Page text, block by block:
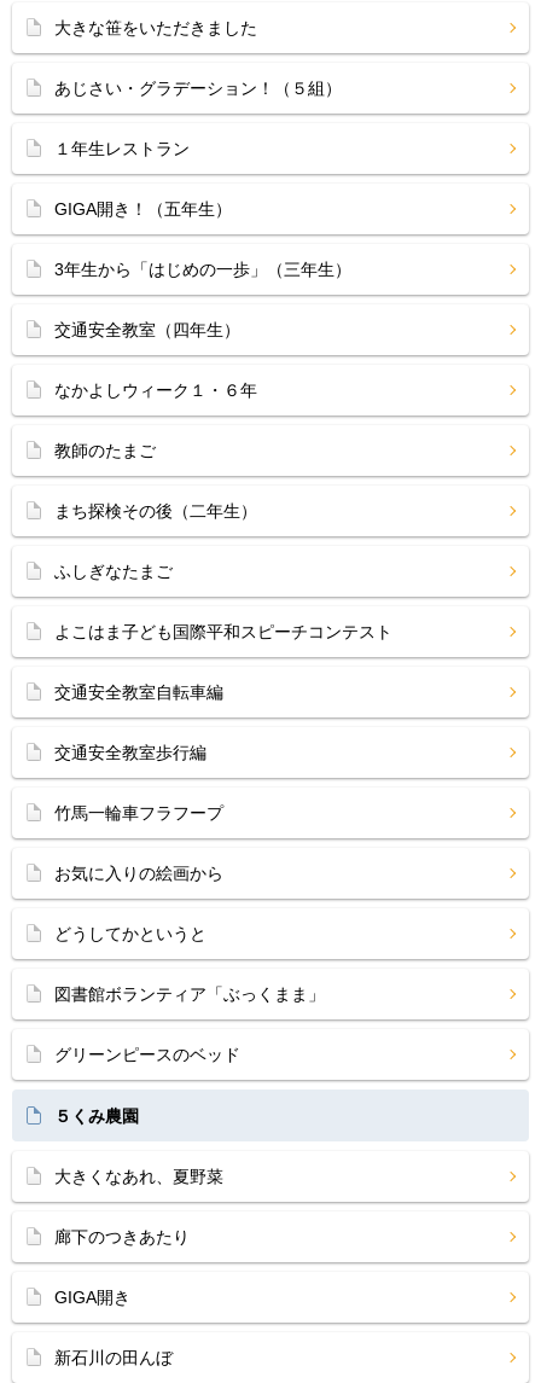
大きな笹をいただきました
あじさい・グラデーション！（５組）
１年生レストラン
GIGA開き！（五年生）
3年生から「はじめの一歩」（三年生）
交通安全教室（四年生）
なかよしウィーク１・６年
教師のたまご
まち探検その後（二年生）
ふしぎなたまご
よこはま子ども国際平和スピーチコンテスト
交通安全教室自転車編
交通安全教室歩行編
竹馬一輪車フラフープ
お気に入りの絵画から
どうしてかというと
図書館ボランティア「ぶっくまま」
グリーンピースのベッド
５くみ農園
大きくなあれ、夏野菜
廊下のつきあたり
GIGA開き
新石川の田んぼ